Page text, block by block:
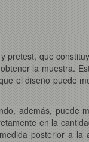
pretest, que
la muestra.
el diseño puede
además, puede
en la
posterior a la